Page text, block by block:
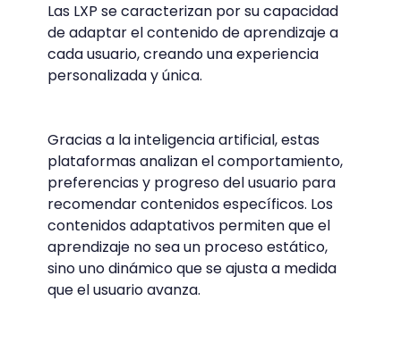
Las LXP se caracterizan por su capacidad
de adaptar el contenido de aprendizaje a
cada usuario, creando una experiencia
personalizada y única.
Gracias a la inteligencia artificial, estas
plataformas analizan el comportamiento,
preferencias y progreso del usuario para
recomendar contenidos específicos. Los
contenidos adaptativos permiten que el
aprendizaje no sea un proceso estático,
sino uno dinámico que se ajusta a medida
que el usuario avanza.